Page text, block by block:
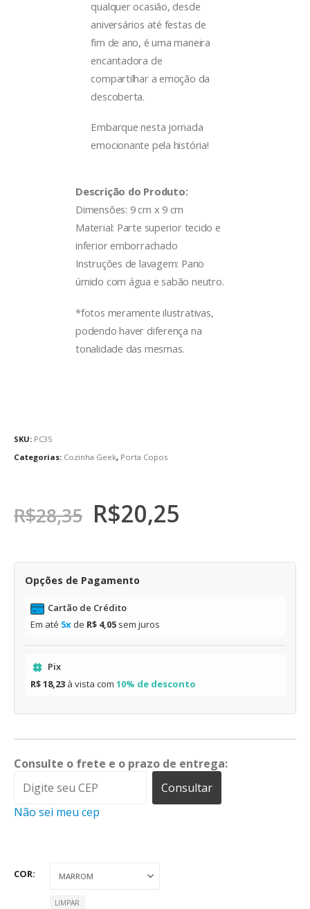
qualquer ocasião, desde
aniversários até festas de
fim de ano, é uma maneira
encantadora de
compartilhar a emoção da
descoberta.
Embarque nesta jornada
emocionante pela história!
Descrição do Produto:
Dimensões: 9 cm x 9 cm
Material: Parte superior tecido e
inferior emborrachado
Instruções de lavagem: Pano
úmido com água e sabão neutro.
*fotos meramente ilustrativas,
podendo haver diferença na
tonalidade das mesmas.
SKU: PC35
Categorias: Cozinha Geek, Porta Copos
R$28,35 R$20,25
Opções de Pagamento
Cartão de Crédito
Em até 5x de R$ 4,05 sem juros
Pix
R$ 18,23 à vista com 10% de desconto
Consulte o frete e o prazo de entrega:
Consultar
Não sei meu cep
COR
LIMPAR